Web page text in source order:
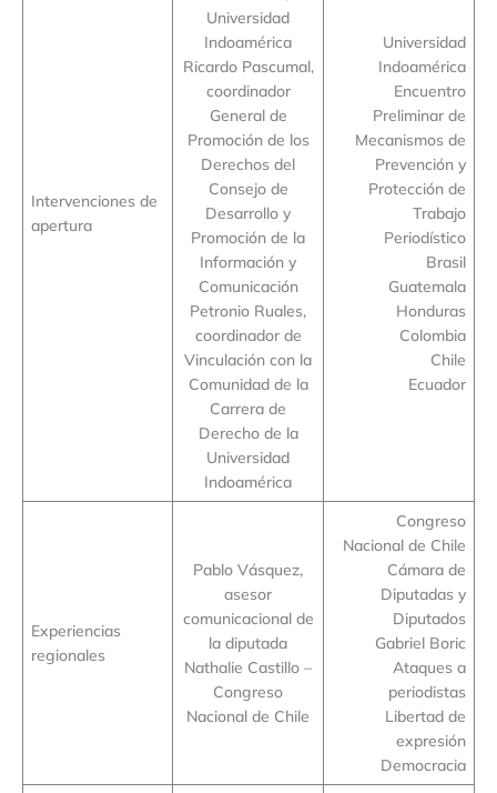
Intervenciones de
apertura
Universidad
Indoamérica
Ricardo Pascumal,
coordinador
General de
Promoción de los
Derechos del
Consejo de
Desarrollo y
Promoción de la
Información y
Comunicación
Petronio Ruales,
coordinador de
Vinculación con la
Comunidad de la
Carrera de
Derecho de la
Universidad
Indoamérica
Universidad
Indoamérica
Encuentro
Preliminar de
Mecanismos de
Prevención y
Protección de
Trabajo
Periodístico
Brasil
Guatemala
Honduras
Colombia
Chile
Ecuador
Experiencias
regionales
Pablo Vásquez,
asesor
comunicacional de
la diputada
Nathalie Castillo –
Congreso
Nacional de Chile
Congreso
Nacional de Chile
Cámara de
Diputadas y
Diputados
Gabriel Boric
Ataques a
periodistas
Libertad de
expresión
Democracia